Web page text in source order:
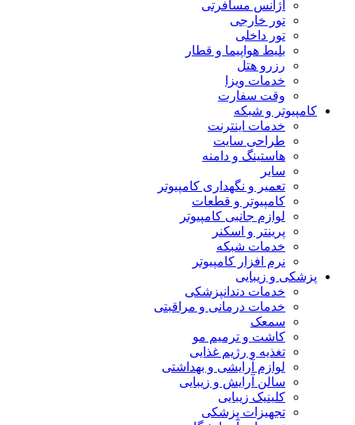
آژانس مسافرتی
تور خارجی
تور داخلی
بلیط هواپیما و قطار
رزرو هتل
خدمات ویزا
وقت سفارت
کامپیوتر و شبکه
خدمات اینترنت
طراحی سایت
هاستینگ و دامنه
سایر
تعمیر و نگهداری کامپیوتر
کامپیوتر و قطعات
لوازم جانبی کامپیوتر
پرینتر و اسکنر
خدمات شبکه
نرم افزار کامپیوتر
پزشکی و زیبایی
خدمات دندانپزشکی
خدمات درمانی و مراقبتی
سمعک
کاشت و ترمیم مو
تغذیه و رژیم غذایی
لوازم آرایشی و بهداشتی
سالن آرایش و زیبایی
کلینیک زیبایی
تجهیزات پزشکی